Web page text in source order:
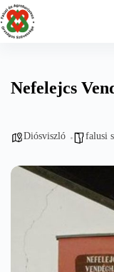
Skip
to
content
Nefelejcs
Diósviszló falusi